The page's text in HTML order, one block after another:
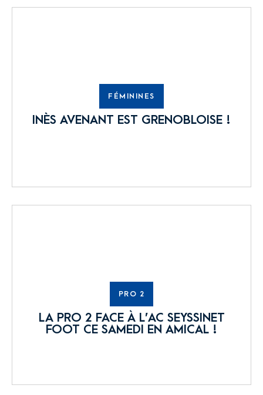
FÉMININES
INÈS AVENANT EST GRENOBLOISE !
PRO 2
LA PRO 2 FACE À L’AC SEYSSINET
FOOT CE SAMEDI EN AMICAL !